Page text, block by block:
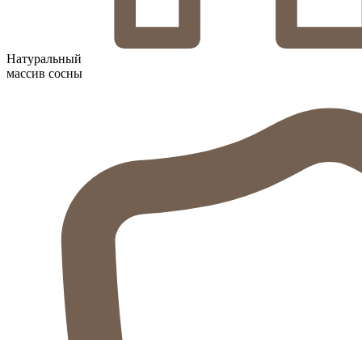
Натуральный
массив сосны